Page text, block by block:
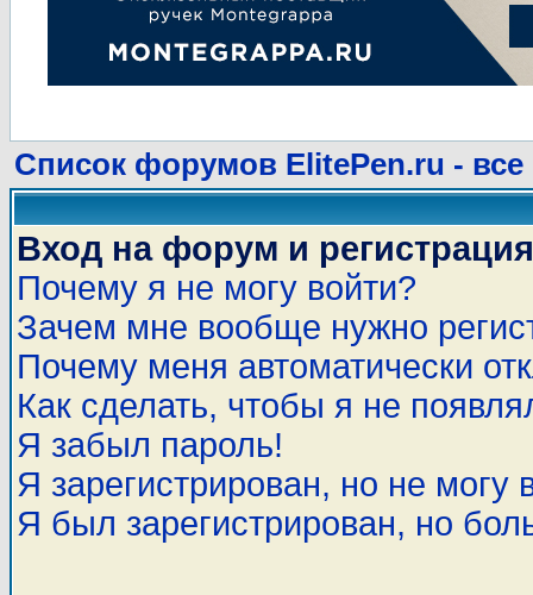
Список форумов ElitePen.ru - все
Вход на форум и регистрация
Почему я не могу войти?
Зачем мне вообще нужно
Почему меня автоматически
Как сделать, чтобы я не
Я забыл пароль!
Я зарегистрирован, но не могу
Я был зарегистрирован, но